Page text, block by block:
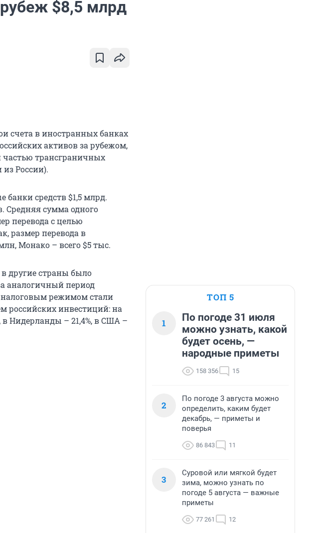
$8,5 млрд
счета в иностранных банках
активов за рубежом,
частью трансграничных
России).
средств $1,5 млрд.
Средняя сумма одного
перевода с целью
размер перевода в
Монако – всего $5 тыс.
другие страны было
аналогичный период
налоговым режимом стали
инвестиций: на
в Нидерланды – 21,4%, в США –
ТОП 5
1
По погоде 31 июля
можно узнать, какой
будет осень, —
народные приметы
158 356 15
2
По погоде 3 августа можно
определить, каким будет
декабрь, — приметы и
поверья
86 843 11
3
Суровой или мягкой будет
зима, можно узнать по
погоде 5 августа — важные
приметы
77 261 12